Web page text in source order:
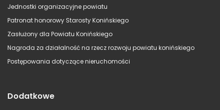
Jednostki organizacyjne powiatu
Patronat honorowy Starosty Konińskiego
Zasłużony dla Powiatu Konińskiego
Nagroda za działalność na rzecz rozwoju powiatu konińskiego
Postępowania dotyczące nieruchomości
Dodatkowe